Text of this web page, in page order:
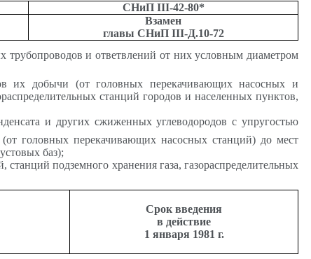
СНиП III-42-80*
Взамен
главы СНиП III-Д.10-72
трубопроводов и ответвлений от них условным диаметром
их добычи (от головных перекачивающих насосных и
станций городов и населенных пунктов,
и других сжиженных углеводородов с упругостью
головных перекачивающих насосных станций) до мест
баз);
подземного хранения газа, газораспределительных
Срок введения
в действие
1 января 1981 г.